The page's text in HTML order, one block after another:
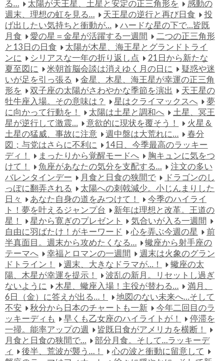
る… 太陽が天王星、土星と安定の正三角形を
感動の
週末、理想の虹を見る…
天王星の逆行と再び日食
投
げ出したい気持ちと衝動が…
ハードな星の下で…皆既
月食
愛の星＝金星が活躍する一週間
二つの正三角形
と13日の日食
太陽が木星、海王星とグランドトライ
ンに
シリアスな一年の折り返し点
21日から新たな
夏至図に
米朝首脳会談は消えゆく月の日に
疑惑や迷
いが足を引っ張る
金星、木星、海王星が幸運の正三角
形を
双子座の太陽がさわやかな季節を演出
天王星の
牡牛座入場。その意味は？
星はクライマックスへ
夢
に向かって行動を！
太陽は土星と調和へ
土星、冥王
星が逆行して激震…
意欲的に現状を覆そう！
火星＆
土星の猛威、事故に注意
週中盤は大荒れに…
春分
図；与党はさらに不利に
14日、今季最高のラッキー
ディ！
まったりから覚醒モードへ
胸キュンに気をつ
けて！
魚座があなたの気分を支配する…
注文の多い
バレンタインデー
月食と日食の狭間で
ドラゴンのし
っぽに翻弄される
太陽への刺戟減少。小じんまりした
日々
あなた自身の道をみつけて！
今季のハイライ
ト！夢を叶えるジャンプ台
新年は理想と改革。王道の
星！
星から寛ぎのプレゼント
気合いが入る一週間
自由に羽ばたけ！がキーワード
心を弄ぶ今週の星
前
半真面目。週末から攻めたくなる…
蠍座から射手座の
テーマへ
幸福とロマンの一週間
週末は火象のグラン
ドトライン！
週末、大きなドラマが…！
蠍座の太
陽、木星が幸運を提示！
波乱の新月。リセットし過ぎ
ないように
木星、蠍座入場！主役が替わる…
満月、
6日（金）に答えが出る…！
地図のない未来へ…そして
不安
秋分から日本のチャートも一新
今年二回目のラ
ッキーディも
早くも乙女座のハイライトが！
停滞を
一掃。能率アップの週
皆既日食がアメリカを横断！
月食と日食の狭間で…
部分月食。そして…ラッキーデ
ィ
後半、荒波が襲う…！
心の波と衝動に留意して